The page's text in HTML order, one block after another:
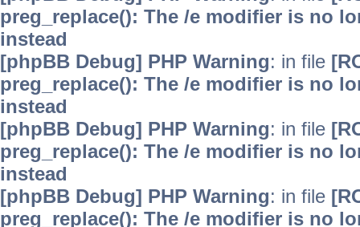
preg_replace(): The /e modifier is no
instead
[phpBB Debug] PHP Warning: in file
preg_replace(): The /e modifier is no
instead
[phpBB Debug] PHP Warning: in file
preg_replace(): The /e modifier is no
instead
[phpBB Debug] PHP Warning: in file
preg_replace(): The /e modifier is no